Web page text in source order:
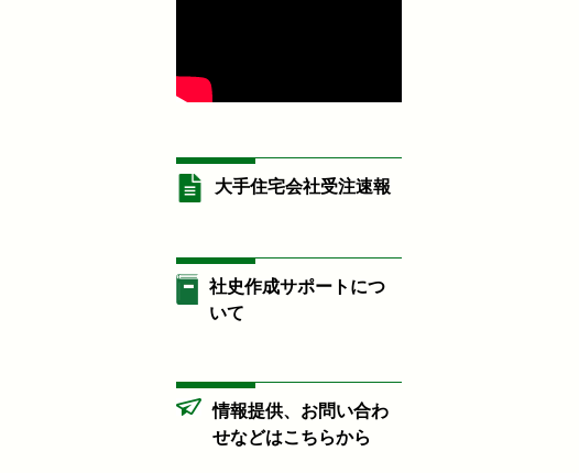
大手住宅会社受注速報
社史作成サポートにつ
いて
情報提供、お問い合わ
せなどはこちらから